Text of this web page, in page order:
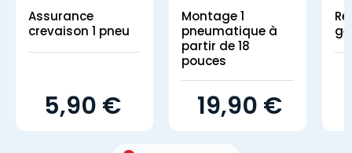
Assurance
crevaison 1 pneu
5,90 €
Montage 1
pneumatique à
partir de 18
pouces
19,90 €